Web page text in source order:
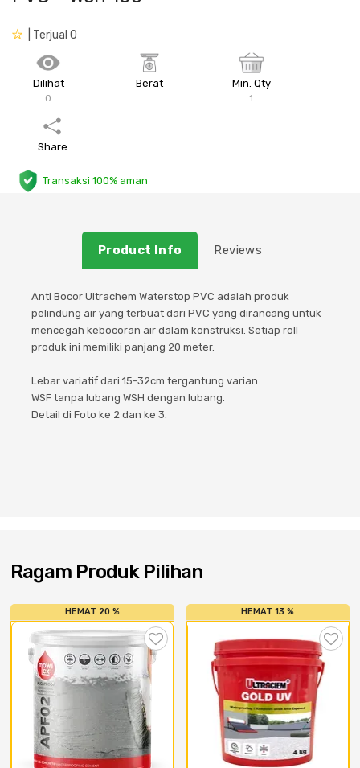
Sanitari & Aksesorisnya
Atap & Lantai
Saniter
Besi Profil & Plat
Pompa dan Pipa
| Terjual 0
Dilihat
0
Berat Min. Qty
1
Share
Transaksi 100% aman
Product Info Reviews
Anti Bocor Ultrachem Waterstop PVC adalah produk
pelindung air yang terbuat dari PVC yang dirancang untuk
mencegah kebocoran air dalam konstruksi. Setiap roll
produk ini memiliki panjang 20 meter.
Lebar variatif dari 15-32cm tergantung varian.
WSF tanpa lubang WSH dengan lubang.
Detail di Foto ke 2 dan ke 3.
Ragam Produk Pilihan
HEMAT 20 % HEMAT 13 %